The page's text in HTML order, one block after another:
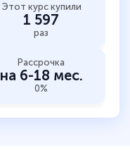
Этот курс купили
1 597
раз
Рассрочка
на 6-18 мес.
0%